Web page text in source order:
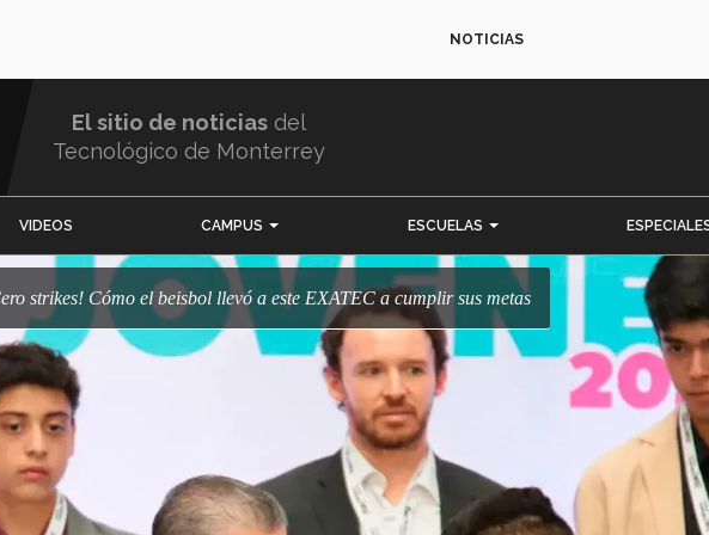
NOTICIAS
El sitio de noticias del
Tecnológico de Monterrey
VIDEOS CAMPUS ESCUELAS
¡Cero strikes! Cómo el beisbol llevó a este EXATEC a cumplir sus metas